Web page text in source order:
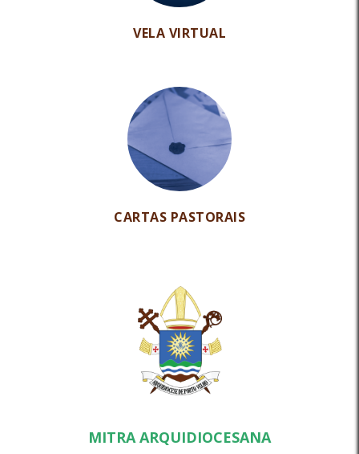
VELA VIRTUAL
CARTAS PASTORAIS
MITRA ARQUIDIOCESANA